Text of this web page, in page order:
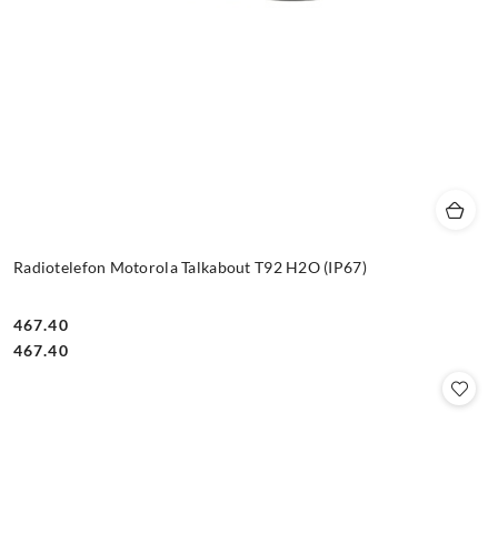
Radiotelefon Motorola Talkabout T92 H2O (IP67)
Cena:
467.40
Cena:
467.40